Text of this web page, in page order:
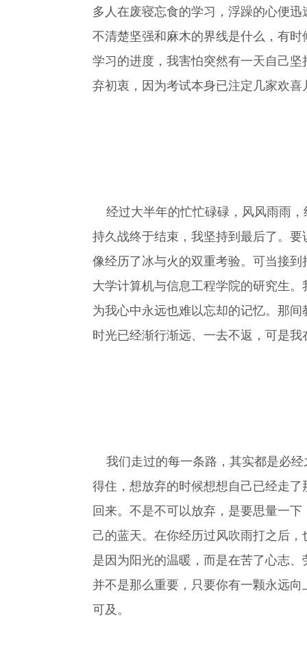
多人在废寝忘食的学习，浮躁的心便
不清楚坚强和麻木的界线是什么，有
学习的进度，我害怕突然有一天自己
弃初衷，因为考试本身已注定几家欢
经过大半年的忙忙碌碌，风风雨雨，
持久战终于结束，我坚持到最后了。
像经历了冰与火的双重考验。可当接
大学计算机与信息工程学院的研究生
为我心中永远也难以忘却的记忆。那
时光已经渐行渐远、一去不返，可是
我们走过的每一条路，其实都是必经
得住，想放弃的时候想想自己已经走
回来。不是不可以放弃，是要思量一
己的蓝天。在你经历过风吹雨打之后
是因为阳光的温暖，而是在苦了心志
并不是那么重要，只要你有一颗永远
可及。